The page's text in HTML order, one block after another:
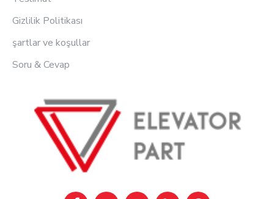
Gizlilik Politikası
şartlar ve koşullar
Soru & Cevap